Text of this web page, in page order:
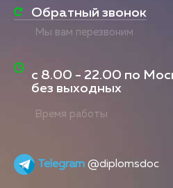
Обратный звонок
Мы вам перезвоним
с 8.00 - 22.00 по
без выходных
Время работы
Telegram @diplomsdoc